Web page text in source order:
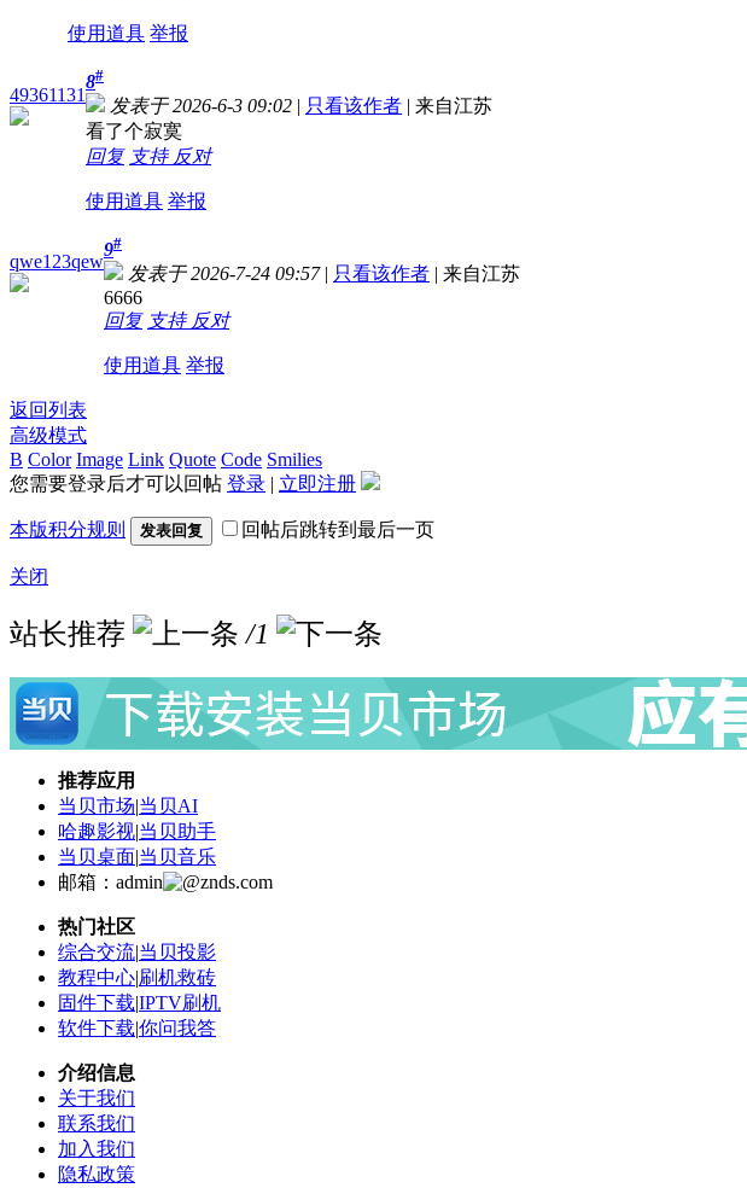
使用道具 举报
49361131
8#
发表于 2026-6-3 09:02 | 只看该作者 | 来自江苏
看了个寂寞
回复 支持 反对
使用道具 举报
qwe123qew
9#
发表于 2026-7-24 09:57 | 只看该作者 | 来自江苏
6666
回复 支持 反对
使用道具 举报
返回列表
高级模式
B Color Image Link Quote Code Smilies
您需要登录后才可以回帖 登录 | 立即注册
本版积分规则 发表回复 回帖后跳转到最后一页
关闭
站长推荐 /1
推荐应用
当贝市场|当贝AI
哈趣影视|当贝助手
当贝桌面|当贝音乐
邮箱：admin
znds.com
热门社区
综合交流|当贝投影
教程中心|刷机救砖
固件下载|IPTV刷机
软件下载|你问我答
介绍信息
关于我们
联系我们
加入我们
隐私政策